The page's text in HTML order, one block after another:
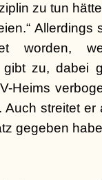
zu tun
Allerdings
worden,
gibt zu, dabei
Heims
streitet
gegeben